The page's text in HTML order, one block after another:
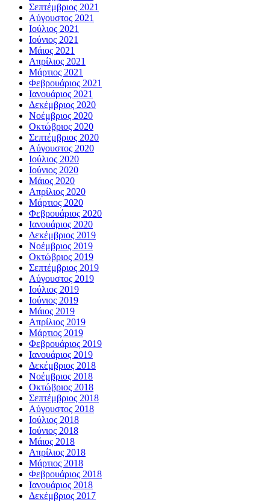
Σεπτέμβριος 2021
Αύγουστος 2021
Ιούλιος 2021
Ιούνιος 2021
Μάιος 2021
Απρίλιος 2021
Μάρτιος 2021
Φεβρουάριος 2021
Ιανουάριος 2021
Δεκέμβριος 2020
Νοέμβριος 2020
Οκτώβριος 2020
Σεπτέμβριος 2020
Αύγουστος 2020
Ιούλιος 2020
Ιούνιος 2020
Μάιος 2020
Απρίλιος 2020
Μάρτιος 2020
Φεβρουάριος 2020
Ιανουάριος 2020
Δεκέμβριος 2019
Νοέμβριος 2019
Οκτώβριος 2019
Σεπτέμβριος 2019
Αύγουστος 2019
Ιούλιος 2019
Ιούνιος 2019
Μάιος 2019
Απρίλιος 2019
Μάρτιος 2019
Φεβρουάριος 2019
Ιανουάριος 2019
Δεκέμβριος 2018
Νοέμβριος 2018
Οκτώβριος 2018
Σεπτέμβριος 2018
Αύγουστος 2018
Ιούλιος 2018
Ιούνιος 2018
Μάιος 2018
Απρίλιος 2018
Μάρτιος 2018
Φεβρουάριος 2018
Ιανουάριος 2018
Δεκέμβριος 2017